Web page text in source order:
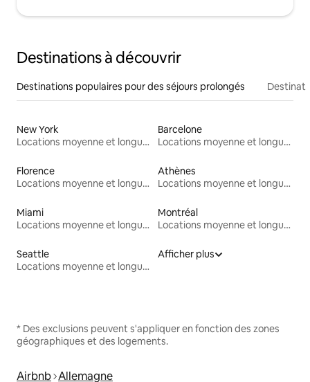
Destinations à découvrir
Destinations populaires pour des séjours prolongés
New York
Locations moyenne et longue durée
Barcelone
Locations moyenne et longue durée
Florence
Locations moyenne et longue durée
Athènes
Locations moyenne et longue durée
Miami
Locations moyenne et longue durée
Montréal
Locations moyenne et longue durée
Seattle
Locations moyenne et longue durée
Afficher plus
* Des exclusions peuvent s'appliquer en fonction des zones
géographiques et des logements.
Airbnb Allemagne